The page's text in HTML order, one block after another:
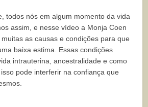
todos nós em algum momento da vida
assim, e nesse vídeo a Monja Coen
as causas e condições para que
baixa estima. Essas condições
intrauterina, ancestralidade e como
pode interferir na confiança que